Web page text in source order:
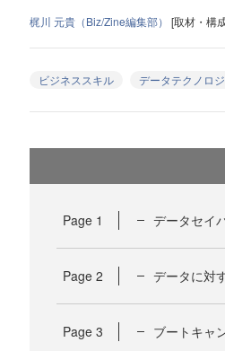
梶川 元貴（Biz/Zine編集部） [取材・構
ビジネススキル データテクノロ
Page 1 データセイ
Page 2 データに対
Page 3 ブートキャ